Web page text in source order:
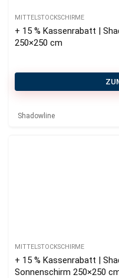
MITTELSTOCKSCHIRME
+ 15 % Kassenrabatt |
250×250 cm
Shadowline
MITTELSTOCKSCHIRME
+ 15 % Kassenrabatt |
Sonnenschirm 250×250